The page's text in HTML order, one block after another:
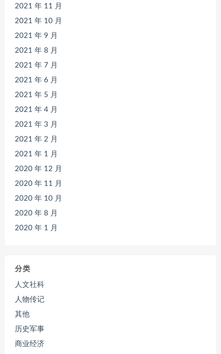
2021 年 11 月
2021 年 10 月
2021 年 9 月
2021 年 8 月
2021 年 7 月
2021 年 6 月
2021 年 5 月
2021 年 4 月
2021 年 3 月
2021 年 2 月
2021 年 1 月
2020 年 12 月
2020 年 11 月
2020 年 10 月
2020 年 8 月
2020 年 1 月
分类
人文社科
人物传记
其他
历史军事
商业经济